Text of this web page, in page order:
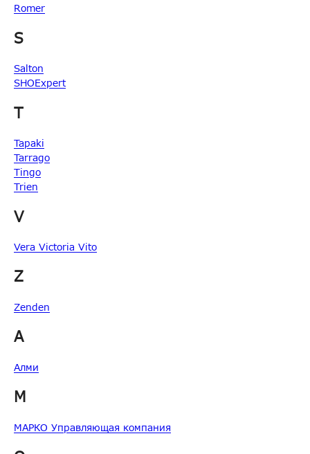
Romer
S
Salton
SHOExpert
T
Tapaki
Tarrago
Tingo
Trien
V
Vera Victoria Vito
Z
Zenden
А
Алми
М
МАРКО Управляющая компания